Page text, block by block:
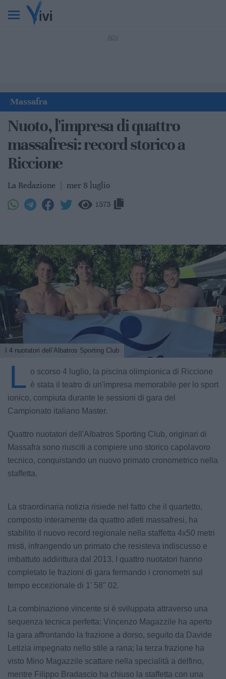
Massafra
Nuoto, l'impresa di quattro
massafresi: record storico a
Riccione
La Redazione mer 8 luglio
1573
I 4 nuotatori dell’Albatros Sporting Club
L o scorso 4 luglio, la piscina olimpionica di Riccione
è stata il teatro di un'impresa memorabile per lo sport
ionico, compiuta durante le sessioni di gara del
Campionato italiano Master.
Quattro nuotatori dell'Albatros Sporting Club, originari di
Massafra sono riusciti a compiere uno storico capolavoro
tecnico, conquistando un nuovo primato cronometrico nella
staffetta.
La straordinaria notizia risiede nel fatto che il quartetto,
composto interamente da quattro atleti massafresi, ha
stabilito il nuovo record regionale nella staffetta 4x50 metri
misti, infrangendo un primato che resisteva indiscusso e
imbattuto addirittura dal 2013. I quattro nuotatori hanno
completato le frazioni di gara fermando i cronometri sul
tempo eccezionale di 1' 58'' 02.
La combinazione vincente si è sviluppata attraverso una
sequenza tecnica perfetta: Vincenzo Magazzile ha aperto
la gara affrontando la frazione a dorso, seguito da Davide
Letizia impegnato nello stile a rana; la terza frazione ha
visto Mino Magazzile scattare nella specialità a delfino,
mentre Filippo Bradascio ha chiuso la staffetta con una